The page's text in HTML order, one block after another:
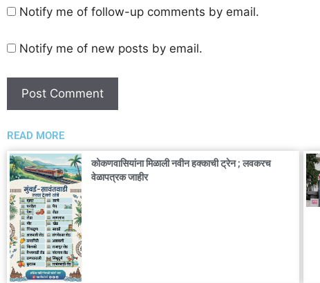
Notify me of follow-up comments by email.
Notify me of new posts by email.
READ MORE
कोकणवासियांना मिळाली नवीन हक्काची ट्रेन ; लवकरच
वेळापत्रक जाहीर